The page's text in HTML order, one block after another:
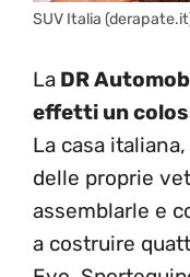
SUV Italia
La DR
effetti un
La casa
delle proprie
assemblarle e
a costruire